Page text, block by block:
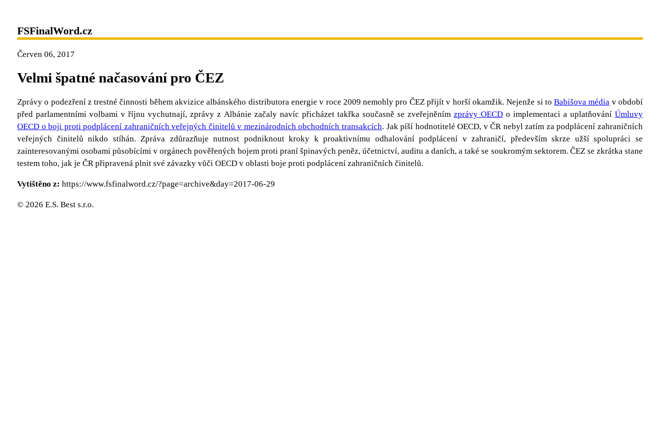
FSFinalWord.cz
Červen 06, 2017
Velmi špatné načasování pro ČEZ
Zprávy o podezření z trestné činnosti během akvizice albánského distributora energie v roce 2009 nemohly pro ČEZ přijít v horší okamžik. Nejenže si toBabišova média v období
před parlamentními volbami v říjnu vychutnají, zprávy z Albánie začaly navíc přicházet takřka současně se zveřejněním zprávy OECD o implementaci a uplatňování Úmluvy
OECD o boji proti podplácení zahraničních veřejných činitelů v mezinárodních obchodních transakcích. Jak píší hodnotitelé OECD, v ČR nebyl zatím za podplácení zahraničních
veřejných činitelů nikdo stíhán. Zpráva zdůrazňuje nutnost podniknout kroky k proaktivnímu odhalování podplácení v zahraničí, především skrze užší spolupráci se
zainteresovanými osobami působícími v orgánech pověřených bojem proti praní špinavých peněz, účetnictví, auditu a daních, a také se soukromým sektorem. ČEZ se zkrátka stane
testem toho, jak je ČR připravená plnit své závazky vůči OECD v oblasti boje proti podplácení zahraničních činitelů.
Vytištěno z: https://www.fsfinalword.cz/?page=archive&day=2017-06-29
© 2026 E.S. Best s.r.o.